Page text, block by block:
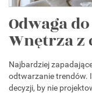
Odwaga
Wnętrza
Najbardziej
odtwarzanie trendów.
decyzji, by nie